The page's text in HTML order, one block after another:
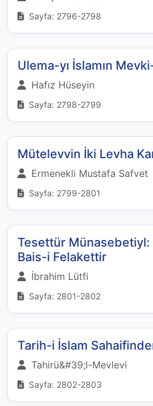
Sayfa: 2796-2798
Ulema-yı İslamın
Hafız Hüseyin
Sayfa: 2798-2799
Mütelevvin İki Levha
Ermenekli Mustafa Safvet
Sayfa: 2799-2801
Tesettür Münasebetiyl:
Bais-i Felakettir
İbrahim Lütfi
Sayfa: 2801-2802
Tarih-i İslam
Tahirü&#39;l-Mevlevi
Sayfa: 2802-2803